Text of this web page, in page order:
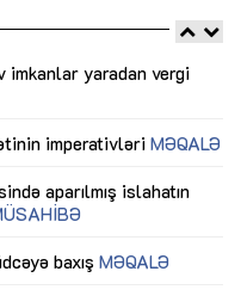
yaradan vergi
imperativləri MƏQALƏ
aparılmış islahatın
baxış MƏQALƏ